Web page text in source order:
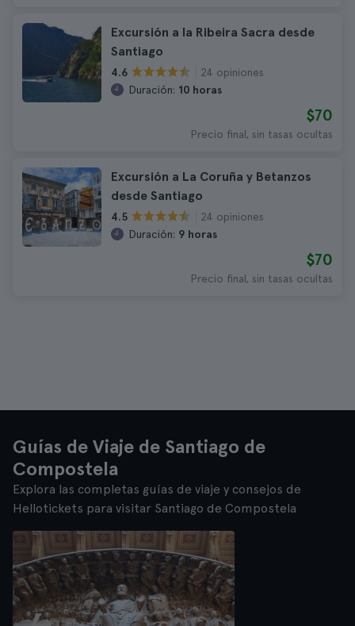
Excursión a la Ribeira Sacra desde
Santiago
4.6
24 opiniones
Duración: 10 horas
$70
Precio final, sin tasas ocultas
Excursión a La Coruña y Betanzos
desde Santiago
4.5
24 opiniones
Duración: 9 horas
$70
Precio final, sin tasas ocultas
Guías de Viaje de Santiago de
Compostela
Explora las completas guías de viaje y consejos de
Hellotickets para visitar Santiago de Compostela